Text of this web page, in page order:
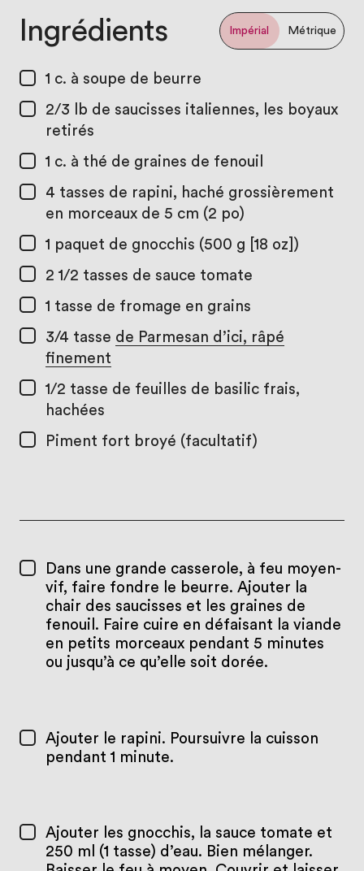
Ingrédients Impérial Métrique
1 c. à soupe de beurre
2/3 lb de saucisses italiennes, les boyaux
retirés
1 c. à thé de graines de fenouil
4 tasses de rapini, haché grossièrement
en morceaux de 5 cm (2 po)
1 paquet de gnocchis (500 g [18 oz])
2 1/2 tasses de sauce tomate
1 tasse de fromage en grains
3/4 tasse de Parmesan d’ici, râpé
finement
1/2 tasse de feuilles de basilic frais,
hachées
Piment fort broyé (facultatif)
Dans une grande casserole, à feu moyen-
vif, faire fondre le beurre. Ajouter la
chair des saucisses et les graines de
fenouil. Faire cuire en défaisant la viande
en petits morceaux pendant 5 minutes
ou jusqu’à ce qu’elle soit dorée.
Ajouter le rapini. Poursuivre la cuisson
pendant 1 minute.
Ajouter les gnocchis, la sauce tomate et
250 ml (1 tasse) d’eau. Bien mélanger.